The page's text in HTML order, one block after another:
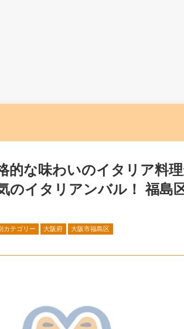
的な味わいのイタリア料
のイタリアンバル！ 福島
カテゴリー 大阪府 大阪市福島区